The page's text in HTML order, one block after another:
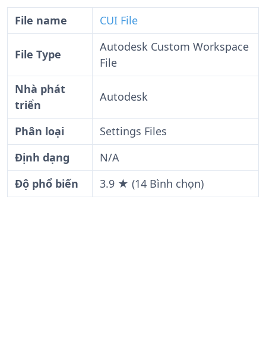
File name CUI File
File Type
Autodesk Custom Workspace
File
Nhà phát
triển
Autodesk
Phân loại
Settings Files
Định dạng
N/A
Độ phổ biến
3.9 ★ (14 Bình chọn)